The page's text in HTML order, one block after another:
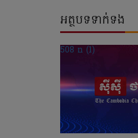
អត្ថបទទាក់ទង